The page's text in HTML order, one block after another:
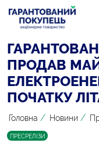
ПРОДАВ
ПОЧАТКУ
Головна / Новини /
ПРЕСРЕЛІЗИ